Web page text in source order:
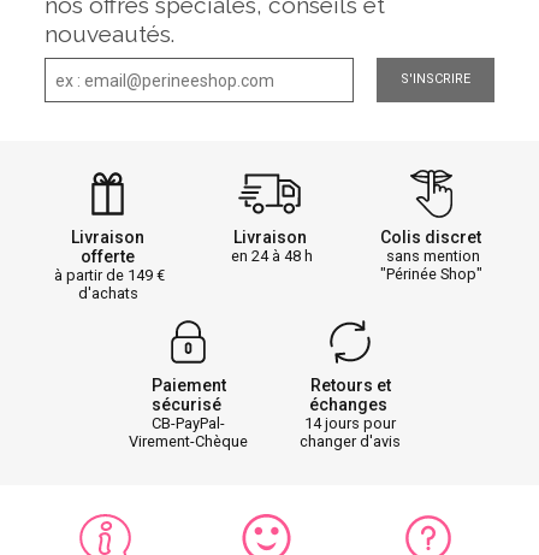
nouveautés.
S'INSCRIRE
Livraison
offerte
à partir de 149
d'achats
Livraison
en 24 à 48 h
Colis discret
sans mention
"Périnée Shop"
Paiement
sécurisé
CB-PayPal-
Virement-Chèque
Retours et
échanges
14 jours pour
changer d'avis